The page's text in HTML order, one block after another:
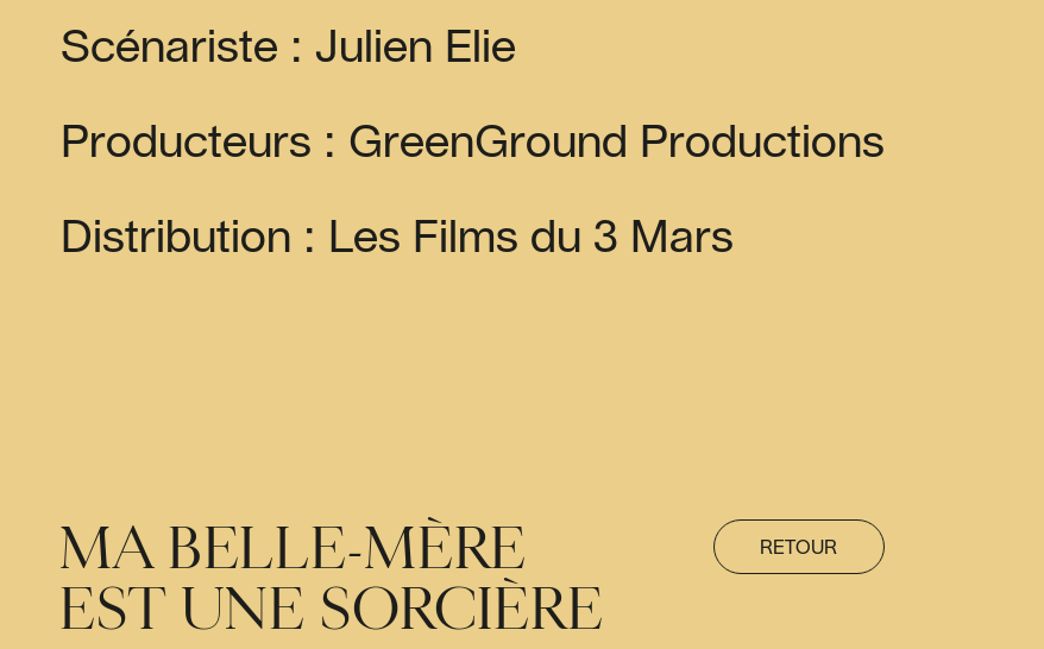
Scénariste : Julien Elie
Producteurs : GreenGround Productions
Distribution : Les Films du 3 Mars
RETOUR
MA BELLE-MÈRE
EST UNE SORCIÈRE